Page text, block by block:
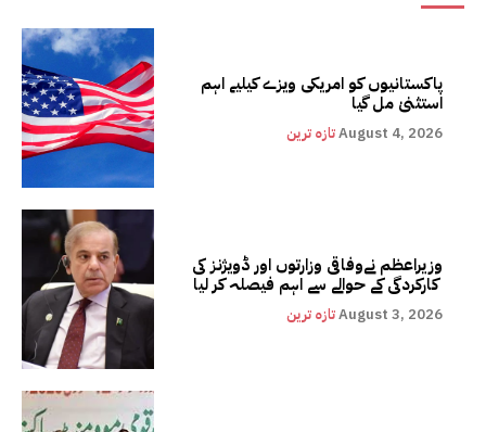
پاکستانیوں کو امریکی ویزے کیلیے اہم
استثنیٰ مل گیا
تازہ ترینAugust 4, 2026
وزیراعظم نےوفاقی وزارتوں اور ڈویژنز کی
کارکردگی کے حوالے سے اہم فیصلہ کر لیا
تازہ ترینAugust 3, 2026